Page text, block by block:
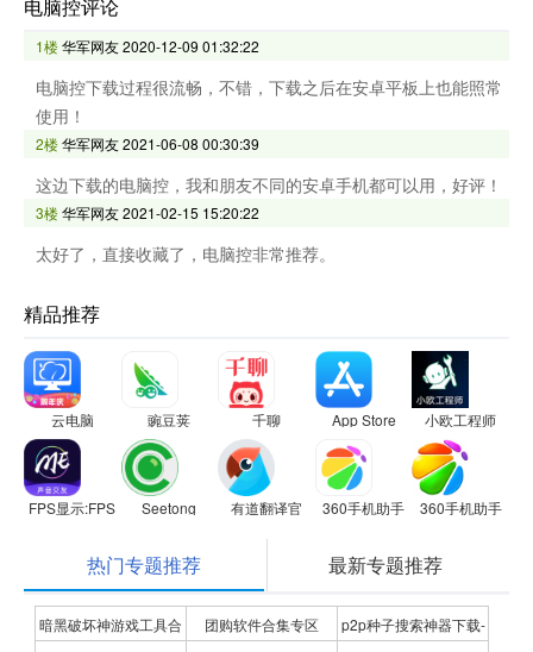
电脑控评论
1楼华军网友2020-12-09 01:32:22
电脑控下载过程很流畅，不错，下载之后在安卓平板上也能照常
使用！
2楼华军网友2021-06-08 00:30:39
这边下载的电脑控，我和朋友不同的安卓手机都可以用，好评！
3楼华军网友2021-02-15 15:20:22
太好了，直接收藏了，电脑控非常推荐。
精品推荐
云电脑 豌豆荚 千聊 App Store 小欧工程师
FPS显示:FPS MeterSeetong 有道翻译官 360手机助手 360手机助手
热门专题推荐 最新专题推荐
暗黑破坏神游戏工具合
团购软件合集专区
p2p种子搜索神器下载-